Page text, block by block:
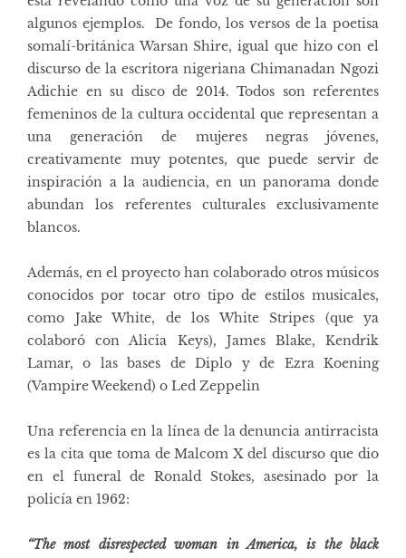
algunos ejemplos. De fondo, los versos de la poetisa
somalí-británica Warsan Shire, igual que hizo con el
discurso de la escritora nigeriana Chimanadan Ngozi
Adichie en su disco de 2014. Todos son referentes
femeninos de la cultura occidental que representan a
una generación de mujeres negras jóvenes,
creativamente muy potentes, que puede servir de
inspiración a la audiencia, en un panorama donde
abundan los referentes culturales exclusivamente
blancos.
Además, en el proyecto han colaborado otros músicos
conocidos por tocar otro tipo de estilos musicales,
como Jake White, de los White Stripes (que ya
colaboró con Alicia Keys), James Blake,Kendrik
Lamar, o las bases de Diplo y de Ezra Koening
(Vampire Weekend) o Led Zeppelin
Una referencia en la línea de la denuncia antirracista
es la cita que toma deMalcom X del discurso que dio
en el funeral de Ronald Stokes, asesinado por la
policía en 1962:
“The most disrespected woman in America, is the black